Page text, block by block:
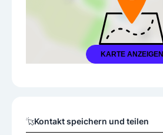
KARTE ANZEIGEN
Kontakt speichern und teilen